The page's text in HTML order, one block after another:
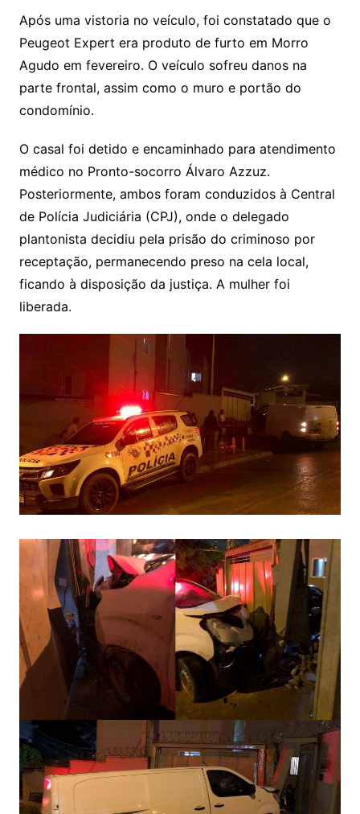
Após uma vistoria no veículo, foi constatado que o
Peugeot Expert era produto de furto em Morro
Agudo em fevereiro. O veículo sofreu danos na
parte frontal, assim como o muro e portão do
condomínio.
O casal foi detido e encaminhado para atendimento
médico no Pronto-socorro Álvaro Azzuz.
Posteriormente, ambos foram conduzidos à Central
de Polícia Judiciária (CPJ), onde o delegado
plantonista decidiu pela prisão do criminoso por
receptação, permanecendo preso na cela local,
ficando à disposição da justiça. A mulher foi
liberada.